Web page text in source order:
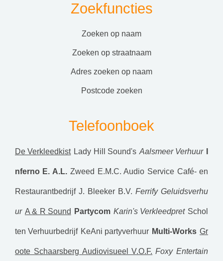
Zoekfuncties
zoeken op naam
zoeken op straatnaam
adres zoeken op naam
postcode zoeken
Telefoonboek
De Verkleedkist Lady Hill Sound's Aalsmeer Verhuur
nferno E. A.L. Zweed E.M.C. Audio Service Café- en
Restaurantbedrijf J. Bleeker B.V. Ferrify Geluidsverhu
ur A & R Sound Partycom Karin's Verkleedpret Schol
ten Verhuurbedrijf KeAni partyverhuur Multi-Works Gr
oote Schaarsberg Audiovisueel V.O.F. Foxy Entertain